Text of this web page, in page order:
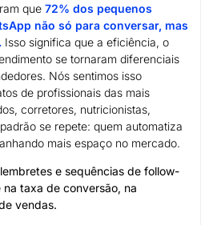
que 72% dos pequenos
não só para conversar, mas
Isso significa que a eficiência, o
se tornaram diferenciais
Nós sentimos isso
de profissionais das mais
corretores, nutricionistas,
se repete: quem automatiza
mais espaço no mercado.
e sequências de follow-
taxa de conversão, na
vendas.